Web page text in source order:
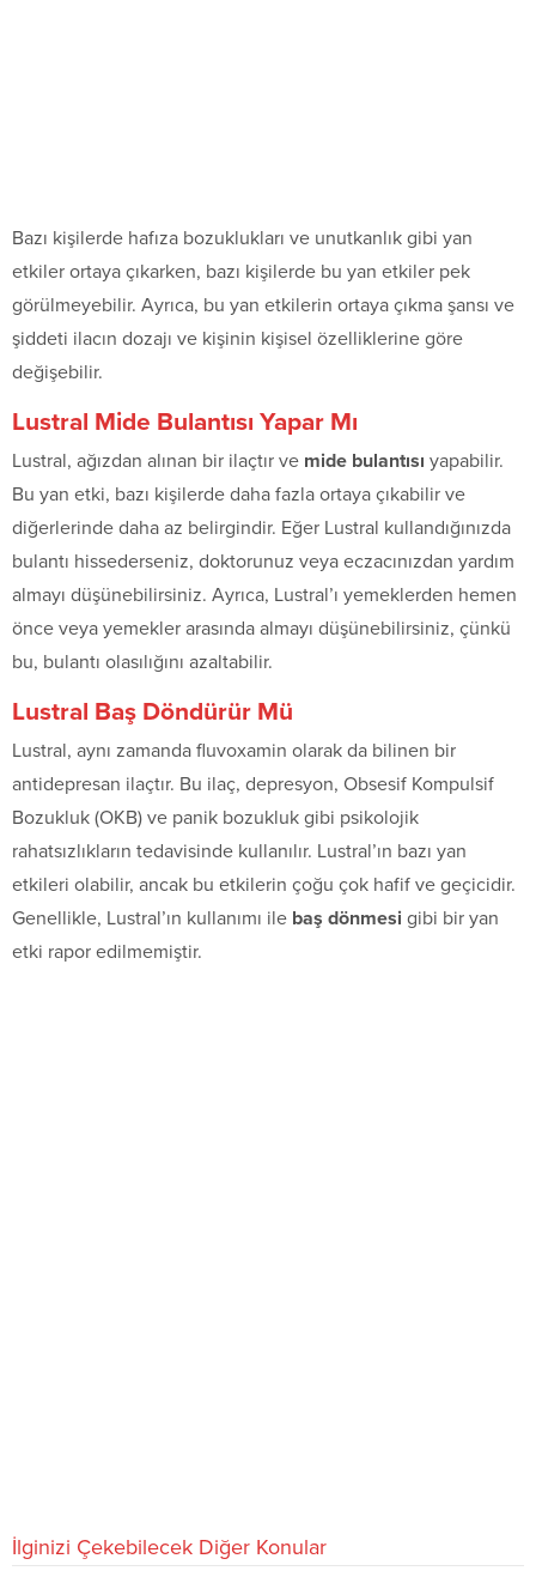
Bazı kişilerde hafıza bozuklukları ve unutkanlık gibi yan
etkiler ortaya çıkarken, bazı kişilerde bu yan etkiler pek
görülmeyebilir. Ayrıca, bu yan etkilerin ortaya çıkma şansı ve
şiddeti ilacın dozajı ve kişinin kişisel özelliklerine göre
değişebilir.
Lustral Mide Bulantısı Yapar Mı
Lustral, ağızdan alınan bir ilaçtır ve mide bulantısı yapabilir.
Bu yan etki, bazı kişilerde daha fazla ortaya çıkabilir ve
diğerlerinde daha az belirgindir. Eğer Lustral kullandığınızda
bulantı hissederseniz, doktorunuz veya eczacınızdan yardım
almayı düşünebilirsiniz. Ayrıca, Lustral’ı yemeklerden hemen
önce veya yemekler arasında almayı düşünebilirsiniz, çünkü
bu, bulantı olasılığını azaltabilir.
Lustral Baş Döndürür Mü
Lustral, aynı zamanda fluvoxamin olarak da bilinen bir
antidepresan ilaçtır. Bu ilaç, depresyon, Obsesif Kompulsif
Bozukluk (OKB) ve panik bozukluk gibi psikolojik
rahatsızlıkların tedavisinde kullanılır. Lustral’ın bazı yan
etkileri olabilir, ancak bu etkilerin çoğu çok hafif ve geçicidir.
Genellikle, Lustral’ın kullanımı ile baş dönmesi gibi bir yan
etki rapor edilmemiştir.
İlginizi Çekebilecek Diğer Konular